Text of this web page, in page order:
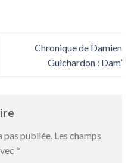
Chronique de Damien
Guichardon : Dam’
pas publiée. Les champs
*